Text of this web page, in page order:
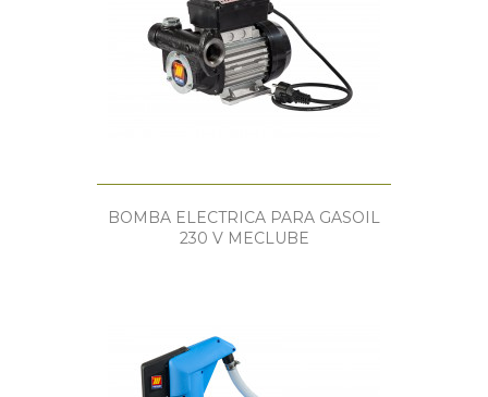
BOMBA ELECTRICA PARA GASOIL
230 V MECLUBE